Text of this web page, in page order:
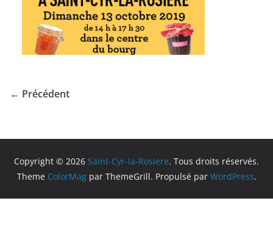
← Précédent
Copyright © 2026 Saint-Cyr-la-Rosiere. Tous droits réservés.
Theme ColorMagpar ThemeGrill. Propulsé par WordPress.